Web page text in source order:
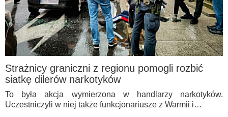
Strażnicy graniczni z regionu pomogli rozbić
siatkę dilerów narkotyków
To była akcja wymierzona w handlarzy narkotyków.
Uczestniczyli w niej także funkcjonariusze z Warmii i…